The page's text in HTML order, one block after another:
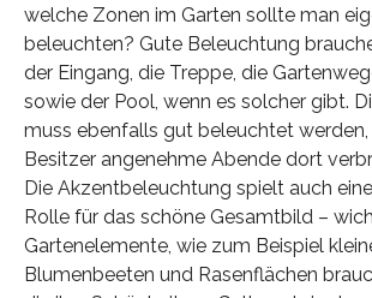
welche Zonen im Garten sollte man
beleuchten? Gute Beleuchtung
der Eingang, die Treppe, die
sowie der Pool, wenn es solcher gibt.
muss ebenfalls gut beleuchtet
Besitzer angenehme Abende dort
Die Akzentbeleuchtung spielt auch
Rolle für das schöne Gesamtbild –
Gartenelemente, wie zum Beispiel
Blumenbeeten und Rasenflächen